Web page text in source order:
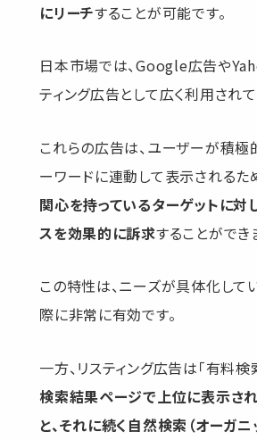
にリーチすることが可能です。
日本市場では、Google広告や
ティング広告として広く利用されて
これらの広告は、ユーザーが積極
ーワードに連動して表示されるた
関心を持っているターゲットに対
スを効果的に訴求することができ
この特性は、ニーズが具体化して
際に非常に有効です。
一方、リスティング広告は「有料検
検索結果ページで上位に表示さ
と、それに続く自然検索（オーガ